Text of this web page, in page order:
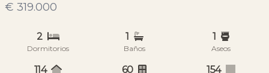
€ 319.000
2
Dormitorios
1
Baños
1
Aseos
114 60 154